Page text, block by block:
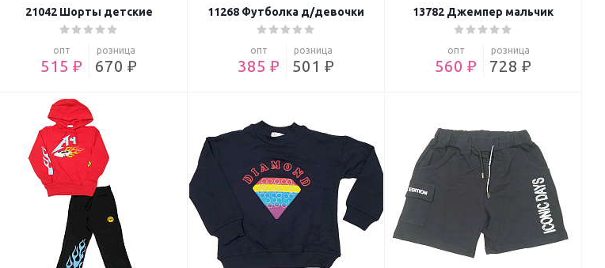
21042 Шорты детские
опт
515 ₽
розница
670 ₽
11268 Футболка д/девочки
опт
385 ₽
розница
501 ₽
13782 Джемпер мальчик
опт
560 ₽
розница
728 ₽